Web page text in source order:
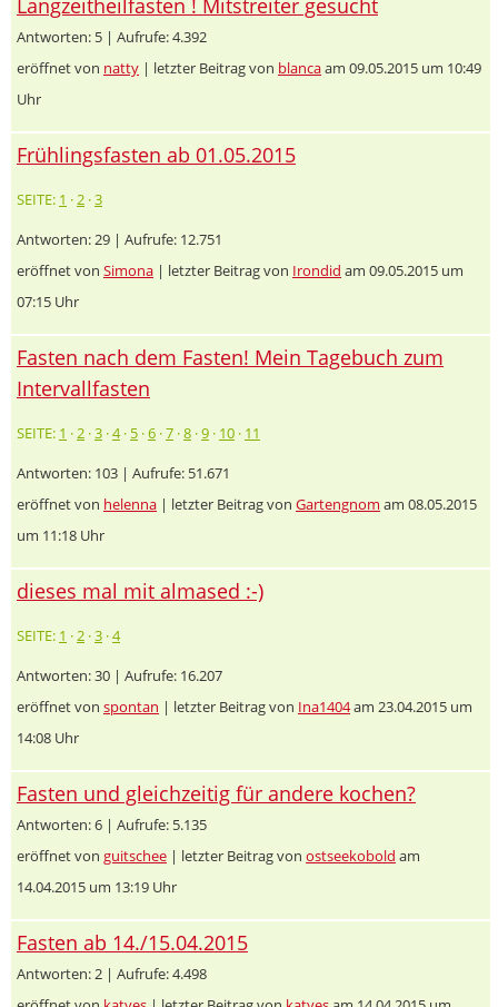
Langzeitheilfasten ! Mitstreiter gesucht
Antworten: 5 | Aufrufe: 4.392
eröffnet von natty | letzter Beitrag von blancaam 09.05.2015 um 10:49
Uhr
Frühlingsfasten ab 01.05.2015
SEITE: 1 ·2 ·3
Antworten: 29 | Aufrufe: 12.751
eröffnet von Simona | letzter Beitrag von Irondid am 09.05.2015 um
07:15 Uhr
Fasten nach dem Fasten! Mein Tagebuch zum
Intervallfasten
SEITE: 1 ·2 ·3 ·4· 5 ·6 ·7 ·8 ·9 · 10 · 11
Antworten: 103 | Aufrufe: 51.671
eröffnet von helenna | letzter Beitrag von Gartengnom am 08.05.2015
um 11:18 Uhr
dieses mal mit almased :-)
SEITE: 1 ·2 ·3 ·4
Antworten: 30 | Aufrufe: 16.207
eröffnet von spontan | letzter Beitrag von Ina1404am 23.04.2015 um
14:08 Uhr
Fasten und gleichzeitig für andere kochen?
Antworten: 6 | Aufrufe: 5.135
eröffnet von guitschee | letzter Beitrag von ostseekobold am
14.04.2015 um 13:19 Uhr
Fasten ab 14./15.04.2015
Antworten: 2 | Aufrufe: 4.498